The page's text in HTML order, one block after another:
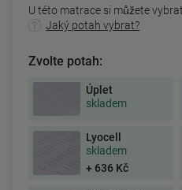
U této matrace si můžete
Jaký potah vybrat?
Zvolte potah:
Úplet
skladem
Lyocell
skladem
+ 636 Kč